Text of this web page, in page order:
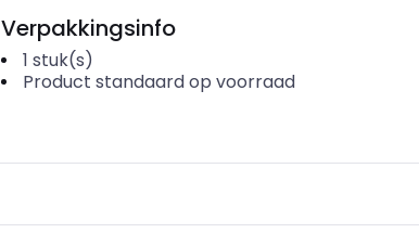
Verpakkingsinfo
1 stuk(s)
Product standaard op voorraad